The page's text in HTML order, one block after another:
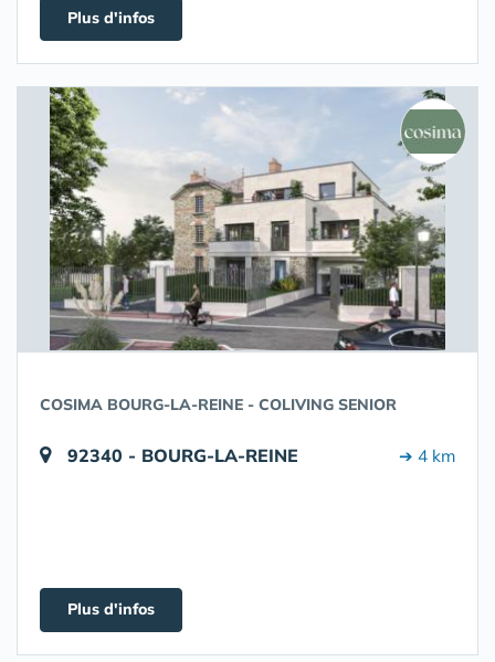
Plus d'infos
COSIMA BOURG-LA-REINE - COLIVING SENIOR
92340 - BOURG-LA-REINE ➔ 4 km
Plus d'infos